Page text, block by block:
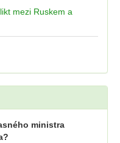
mezi Ruskem a
ministra